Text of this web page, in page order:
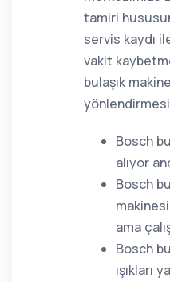
tamiri
servis kaydı
vakit
bulaşık
yönlendirmesi
Bosch
alıyor
Bosch
ama
Bosch
ışıkları